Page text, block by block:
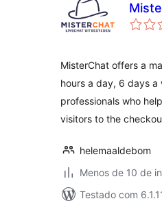
MisterChat offers a
hours a day, 6 days a
professionals who
visitors to the
helemaaldebom
Menos de 10 de
Testado com